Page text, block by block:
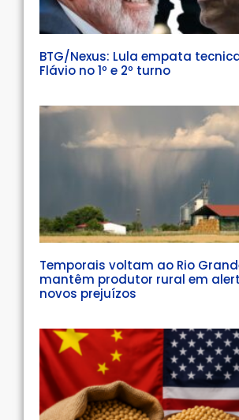
BTG/Nexus: Lula empata
Flávio no 1º e 2º turno
Temporais voltam ao Rio
mantêm produtor rural em
novos prejuízos